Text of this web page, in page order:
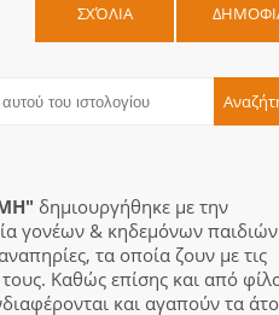
ΣΧΌΛΙΑ
δημιουργήθηκε με την
γονέων & κηδεμόνων παιδιών
τα οποία ζουν με τις
τους. Καθώς επίσης και από
και αγαπούν τα